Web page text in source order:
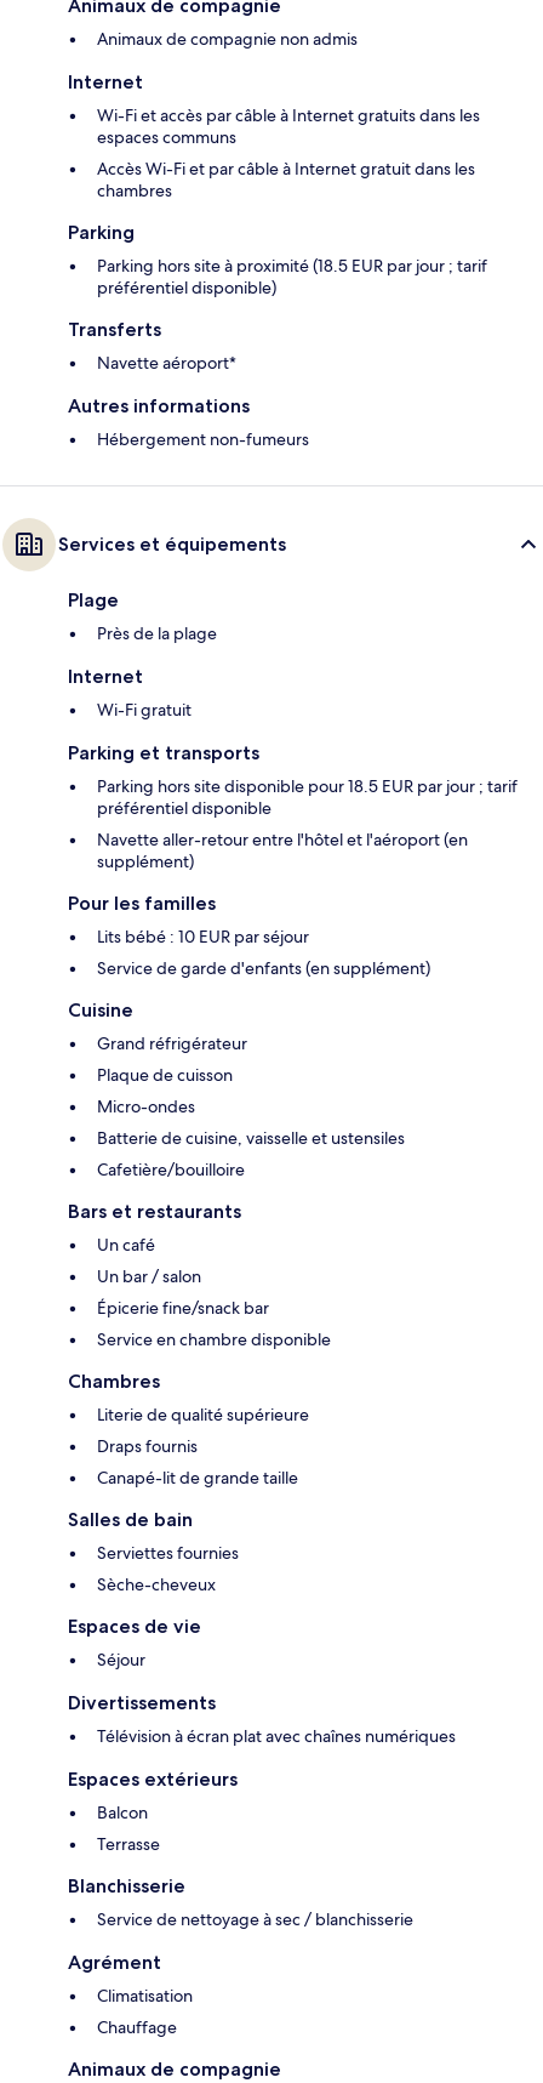
Animaux de compagnie
Animaux de compagnie non admis
Internet
Wi-Fi et accès par câble à Internet gratuits dans les
espaces communs
Accès Wi-Fi et par câble à Internet gratuit dans les
chambres
Parking
Parking hors site à proximité (18.5 EUR par jour ; tarif
préférentiel disponible)
Transferts
Navette aéroport*
Autres informations
Hébergement non-fumeurs
Services et équipements
Plage
Près de la plage
Internet
Wi-Fi gratuit
Parking et transports
Parking hors site disponible pour 18.5 EUR par jour ; tarif
préférentiel disponible
Navette aller-retour entre l'hôtel et l'aéroport (en
supplément)
Pour les familles
Lits bébé : 10 EUR par séjour
Service de garde d'enfants (en supplément)
Cuisine
Grand réfrigérateur
Plaque de cuisson
Micro-ondes
Batterie de cuisine, vaisselle et ustensiles
Cafetière/bouilloire
Bars et restaurants
Un café
Un bar / salon
Épicerie fine/snack bar
Service en chambre disponible
Chambres
Literie de qualité supérieure
Draps fournis
Canapé-lit de grande taille
Salles de bain
Serviettes fournies
Sèche-cheveux
Espaces de vie
Séjour
Divertissements
Télévision à écran plat avec chaînes numériques
Espaces extérieurs
Balcon
Terrasse
Blanchisserie
Service de nettoyage à sec / blanchisserie
Agrément
Climatisation
Chauffage
Animaux de compagnie